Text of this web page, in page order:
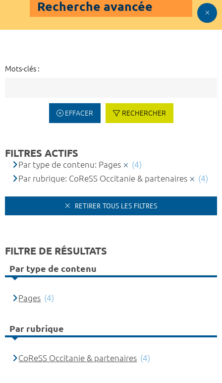
Recherche avancée
Mots-clés :
EFFACER RECHERCHER
FILTRES ACTIFS
Par type de contenu: Pages
(4)
Par rubrique: CoReSS Occitanie & partenaires
(4)
RETIRER TOUS LES FILTRES
FILTRE DE RÉSULTATS
Par type de contenu
Pages (4)
Par rubrique
CoReSS Occitanie & partenaires (4)